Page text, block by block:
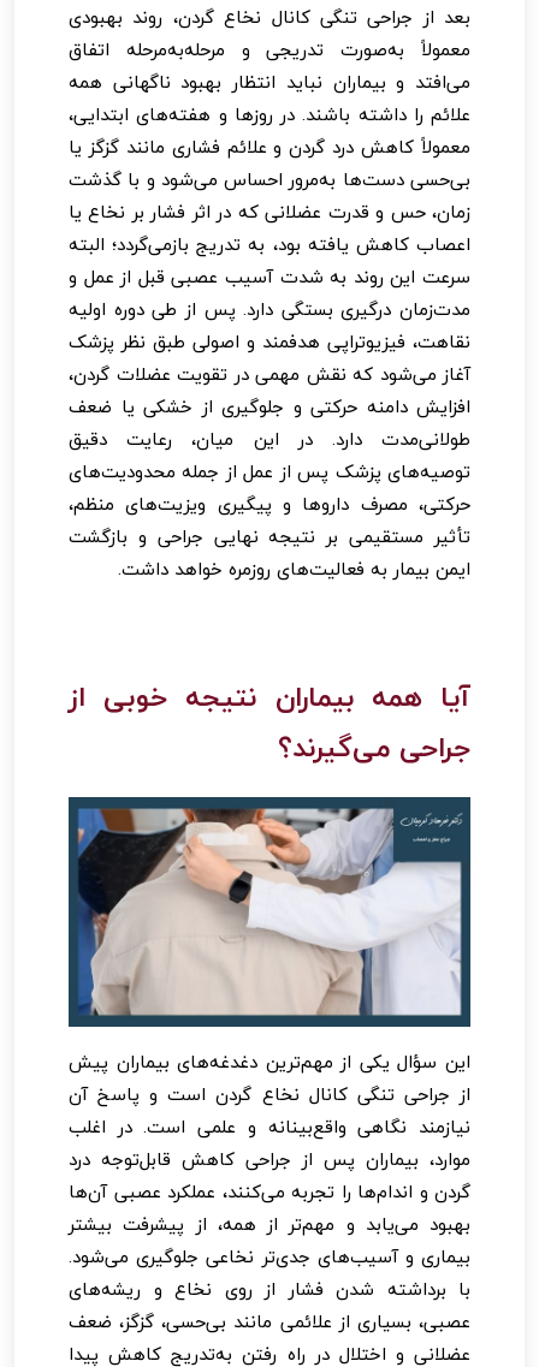
بعد از جراحی تنگی کانال نخاع گردن، روند بهبودی
معمولاً به‌صورت تدریجی و مرحله‌به‌مرحله اتفاق
می‌افتد و بیماران نباید انتظار بهبود ناگهانی همه
علائم را داشته باشند. در روزها و هفته‌های ابتدایی،
معمولاً کاهش درد گردن و علائم فشاری مانند گزگز یا
بی‌حسی دست‌ها به‌مرور احساس می‌شود و با گذشت
زمان، حس و قدرت عضلانی که در اثر فشار بر نخاع یا
اعصاب کاهش یافته بود، به تدریج بازمی‌گردد؛ البته
سرعت این روند به شدت آسیب عصبی قبل از عمل و
مدت‌زمان درگیری بستگی دارد. پس از طی دوره اولیه
نقاهت، فیزیوتراپی هدفمند و اصولی طبق نظر پزشک
آغاز می‌شود که نقش مهمی در تقویت عضلات گردن،
افزایش دامنه حرکتی و جلوگیری از خشکی یا ضعف
طولانی‌مدت دارد. در این میان، رعایت دقیق
توصیه‌های پزشک پس از عمل از جمله محدودیت‌های
حرکتی، مصرف داروها و پیگیری ویزیت‌های منظم،
تأثیر مستقیمی بر نتیجه نهایی جراحی و بازگشت
ایمن بیمار به فعالیت‌های روزمره خواهد داشت.
آیا همه بیماران نتیجه خوبی از
جراحی می‌گیرند؟
این سؤال یکی از مهم‌ترین دغدغه‌های بیماران پیش
از جراحی تنگی کانال نخاع گردن است و پاسخ آن
نیازمند نگاهی واقع‌بینانه و علمی است. در اغلب
موارد، بیماران پس از جراحی کاهش قابل‌توجه درد
گردن و اندام‌ها را تجربه می‌کنند، عملکرد عصبی آن‌ها
بهبود می‌یابد و مهم‌تر از همه، از پیشرفت بیشتر
بیماری و آسیب‌های جدی‌تر نخاعی جلوگیری می‌شود.
با برداشته شدن فشار از روی نخاع و ریشه‌های
عصبی، بسیاری از علائمی مانند بی‌حسی، گزگز، ضعف
عضلانی و اختلال در راه رفتن به‌تدریج کاهش پیدا